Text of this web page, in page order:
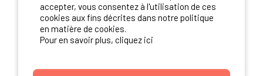
accepter, vous consentez à l'utilisation de ces
cookies aux fins décrites dans notre politique
en matière de cookies.
Pour en savoir plus, cliquez ici